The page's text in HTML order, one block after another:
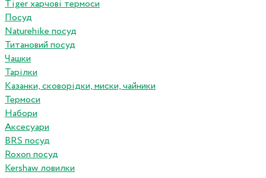
Tiger харчові термоси
Посуд
Naturehike посуд
Титановий посуд
Чашки
Тарілки
Казанки, сковорідки, миски, чайники
Термоси
Набори
Аксесуари
BRS посуд
Roxon посуд
Kershaw ловилки